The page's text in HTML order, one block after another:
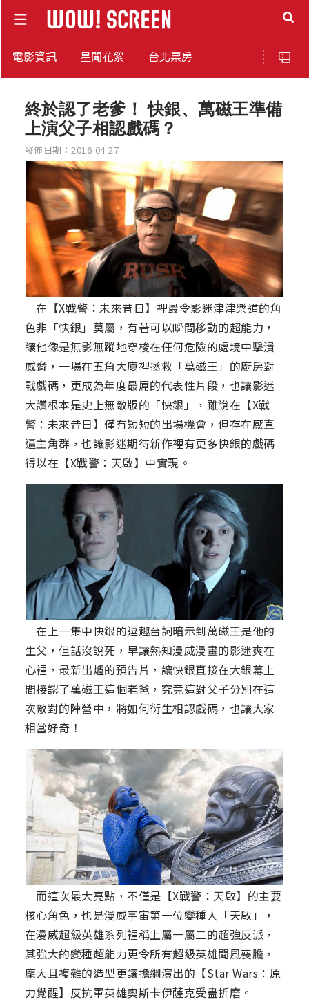
電影資訊 星聞花絮 台北票房
終於認了老爹！ 快銀、萬磁王準備
上演父子相認戲碼？
發佈日期：2016-04-27
在【X戰警：未來昔日】裡最令影迷津津樂道的角
色非「快銀」莫屬，有著可以瞬間移動的超能力，
讓他像是無影無蹤地穿梭在任何危險的處境中擊潰
威脅，一場在五角大廈裡拯救「萬磁王」的廚房對
戰戲碼，更成為年度最屌的代表性片段，也讓影迷
大讚根本是史上無敵版的「快銀」，雖說在【X戰
警：未來昔日】僅有短短的出場機會，但存在感直
逼主角群，也讓影迷期待新作裡有更多快銀的戲碼
得以在【X戰警：天啟】中實現。
在上一集中快銀的逗趣台詞暗示到萬磁王是他的
生父，但話沒說死，早讓熟知漫威漫畫的影迷爽在
心裡，最新出爐的預告片，讓快銀直接在大銀幕上
間接認了萬磁王這個老爸，究竟這對父子分別在這
次敵對的陣營中，將如何衍生相認戲碼，也讓大家
相當好奇！
而這次最大亮點，不僅是【X戰警：天啟】的主要
核心角色，也是漫威宇宙第一位變種人「天啟」，
在漫威超級英雄系列裡稱上屬一屬二的超強反派，
其強大的變種超能力更令所有超級英雄聞風喪膽，
龐大且複雜的造型更讓擔綱演出的【Star Wars：原
力覺醒】反抗軍英雄奧斯卡伊薩克受盡折磨。